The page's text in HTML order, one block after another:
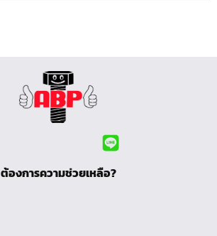
ต้องการความช่วยเหลือ?